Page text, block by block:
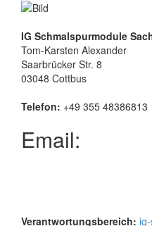
IG Schmalspurmodule
Tom-Karsten Alexander
Saarbrücker Str. 8
03048 Cottbus
Telefon: +49 355 48386813
Email:
Verantwortungsbereich: